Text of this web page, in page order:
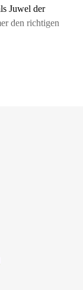
Juwel der
den richtigen